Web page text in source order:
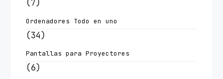
(7)
Ordenadores Todo en uno
(34)
Pantallas para Proyectores
(6)